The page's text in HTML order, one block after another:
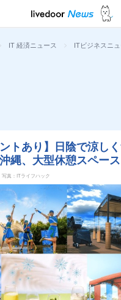
> IT 経済ニュース > ITビジネスニュ
ントあり】日陰で涼し
縄、大型休憩スペー
写真：ITライフハック